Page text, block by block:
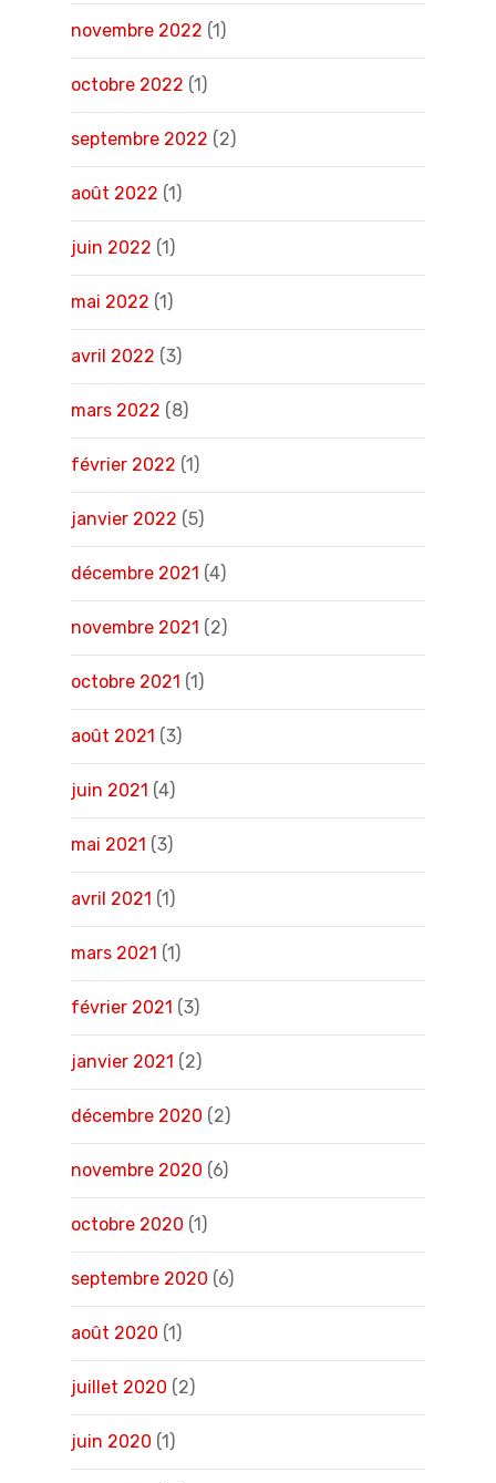
novembre 2022 (1)
octobre 2022 (1)
septembre 2022 (2)
août 2022 (1)
juin 2022 (1)
mai 2022 (1)
avril 2022 (3)
mars 2022 (8)
février 2022 (1)
janvier 2022 (5)
décembre 2021 (4)
novembre 2021 (2)
octobre 2021 (1)
août 2021 (3)
juin 2021 (4)
mai 2021 (3)
avril 2021 (1)
mars 2021 (1)
février 2021 (3)
janvier 2021 (2)
décembre 2020 (2)
novembre 2020 (6)
octobre 2020 (1)
septembre 2020 (6)
août 2020 (1)
juillet 2020 (2)
juin 2020 (1)